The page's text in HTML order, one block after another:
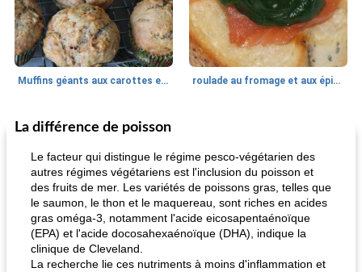
Muffins géants aux carottes et à la banane de Nif roulade au fromage et aux épinards
30min
Marques de confiance: recettes et
La différence de poisson
Le facteur qui distingue le régime pesco-végétarien des
autres régimes végétariens est l'inclusion du poisson et
des fruits de mer. Les variétés de poissons gras, telles que
le saumon, le thon et le maquereau, sont riches en acides
gras oméga-3, notamment l'acide eicosapentaénoïque
(EPA) et l'acide docosahexaénoïque (DHA), indique la
clinique de Cleveland.
La recherche lie ces nutriments à moins d'inflammation et